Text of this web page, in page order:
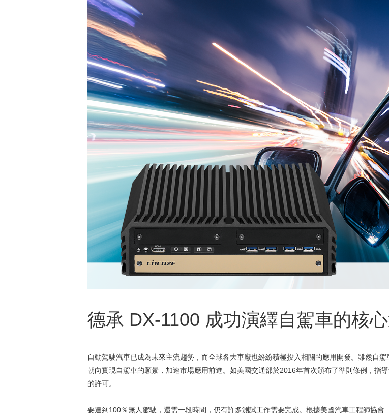
德承 DX-1100 成功演繹自駕車的核
自動駕駛汽車已成為未來主流趨勢，而全球各大車廠也紛紛積極投入相關的應用開發。雖然自
朝向實現自駕車的願景，加速市場應用前進。如美國交通部於2016年首次頒布了準則條例，指
的許可。
要達到100％無人駕駛，還需一段時間，仍有許多測試工作需要完成。根據美國汽車工程師協